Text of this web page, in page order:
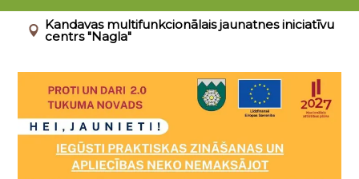
Kandavas multifunkcionālais jaunatnes iniciatīvu
centrs "Nagla"